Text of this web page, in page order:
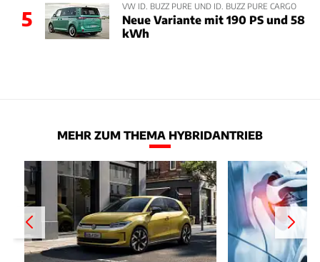
5
VW ID. BUZZ PURE UND ID. BUZZ PURE CARGO
Neue Variante mit 190 PS und 58
kWh
MEHR ZUM THEMA HYBRIDANTRIEB